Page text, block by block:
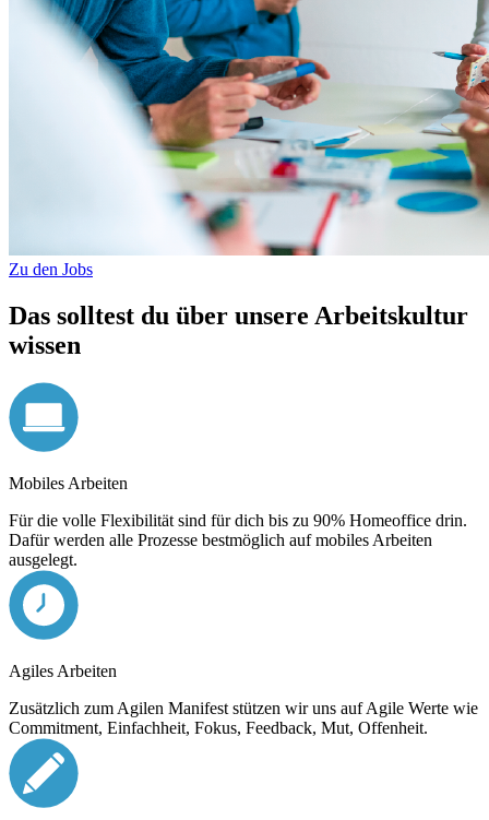
Zu den Jobs
Das solltest du über unsere Arbeitskultur
wissen
Mobiles Arbeiten
Für die volle Flexibilität sind für dich bis zu 90% Homeoffice drin.
Dafür werden alle Prozesse bestmöglich auf mobiles Arbeiten
ausgelegt.
Agiles Arbeiten
Zusätzlich zum Agilen Manifest stützen wir uns auf Agile Werte wie
Commitment, Einfachheit, Fokus, Feedback, Mut, Offenheit.